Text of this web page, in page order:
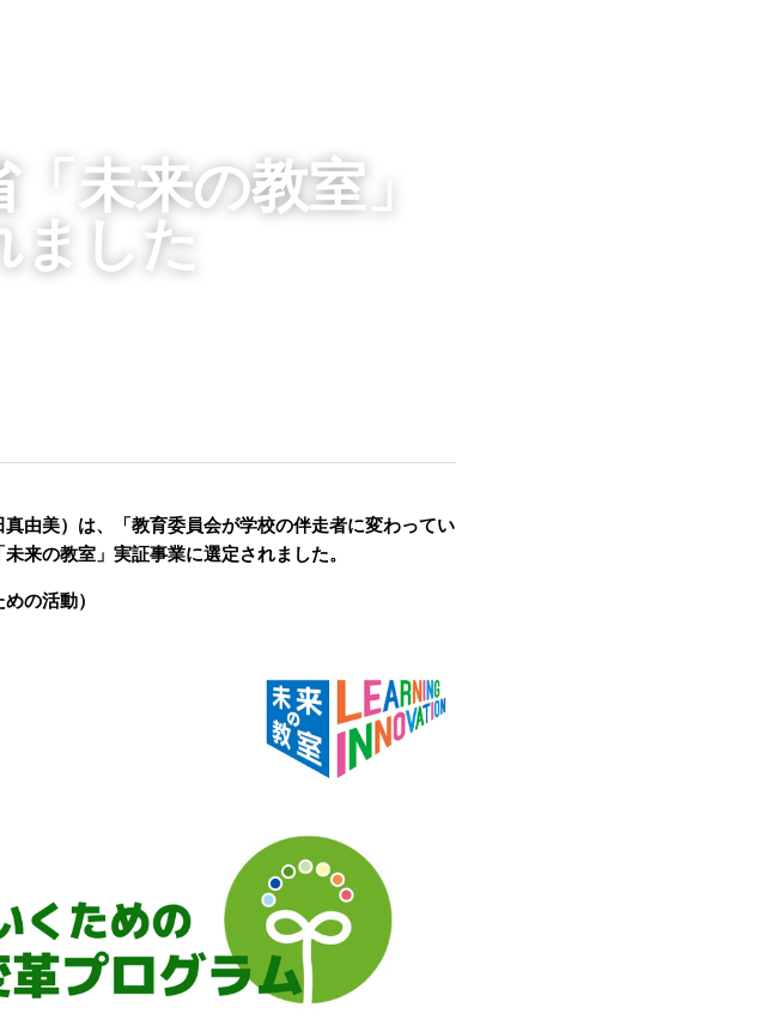
未来の教室」
した
由美）は、「教育委員会が学校の伴走者に変わってい
来の教室」実証事業に選定されました。
の活動）